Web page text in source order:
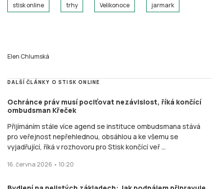
stisk online trhy Velikonoce jarmark
Elen Chlumská
DALŠÍ ČLÁNKY O STISK ONLINE
Ochránce práv musí pociťovat nezávislost, říká končící
ombudsman Křeček
Přijímáním stále více agend se instituce ombudsmana stává
pro veřejnost nepřehlednou, obsáhlou a ke všemu se
vyjadřující, říká v rozhovoru pro Stisk končící veř ...
16. června 2026 • 10:20